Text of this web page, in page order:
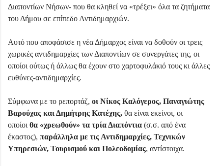
Διαποντίων Νήσων- που θα κληθεί να «τρέξει» όλα τα ζητήματα
του Δήμου σε επίπεδο Αντιδημαρχιών.
Αυτό που αποφάσισε η νέα Δήμαρχος είναι να δοθούν οι τρεις
χωρικές αντιδημαρχίες των Διαποντίων σε συνεργάτες της, οι
οποίοι ούτως ή άλλως θα έχουν στο χαρτοφυλάκιό τους κι άλλες
ευθύνες-αντιδημαρχίες.
Σύμφωνα με το ρεπορτάζ, οι Νίκος Καλόγερος, Παναγιώτης
Βαρούχας και Δημήτρης Κατέχης, θα είναι εκείνοι, οι
οποίοι θα «χρεωθούν» τα τρία Διαπόντια (σ.σ. από ένα
έκαστος), παράλληλα με τις Αντιδημαρχίες, Τεχνικών
Υπηρεσιών, Τουρισμού και Πολεοδομίας, αντίστοιχα.